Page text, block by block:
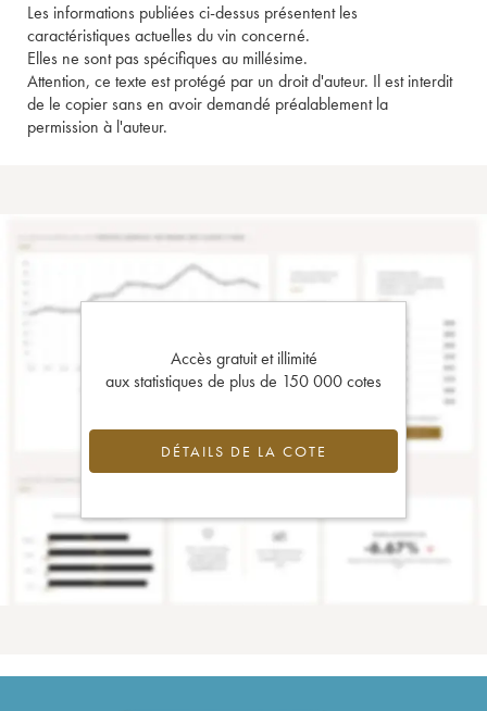
Les informations publiées ci-dessus présentent les
caractéristiques actuelles du vin concerné.
Elles ne sont pas spécifiques au millésime.
Attention, ce texte est protégé par un droit d'auteur. Il est interdit
de le copier sans en avoir demandé préalablement la
permission à l'auteur.
Accès gratuit et illimité
aux statistiques de plus de 150 000 cotes
DÉTAILS DE LA COTE